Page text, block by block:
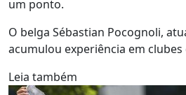
um ponto.
O belga Sébastian Pocognoli,
acumulou experiência em
Leia também